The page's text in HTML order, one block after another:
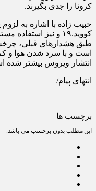
کرونا را جدی بگیرند.
حبیب زاده با اشاره به
کووید.۱۹ و نیز
طبق هشدارهای قبلی،
است و با سرد شدن هوا و
انتشار ویروس بیشتر شده
انتهای پیام/
برچسب ها
این مطلب بدون برچسب می باشد.